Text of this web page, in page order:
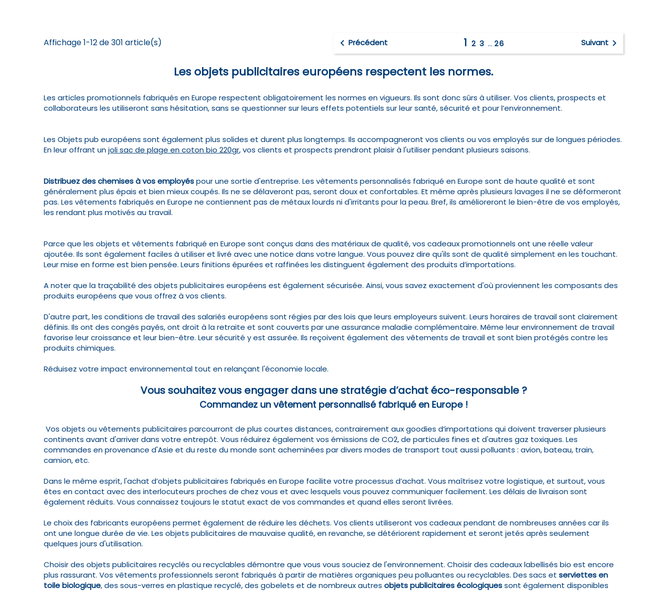
Affichage 1-12 de 301 article(s)  Précédent 123… 26 Suivant
Les objets publicitaires européens respectent les normes.
Les articles promotionnels fabriqués en Europe respectent obligatoirement les normes en vigueurs. Ils sont donc sûrs à utiliser. Vos clients, prospects et
collaborateurs les utiliseront sans hésitation, sans se questionner sur leurs effets potentiels sur leur santé, sécurité et pour l’environnement.
Les Objets pub européens sont également plus solides et durent plus longtemps. Ils accompagneront vos clients ou vos employés sur de longues périodes.
En leur offrant unjoli sac de plage en coton bio 220gr, vos clients et prospects prendront plaisir à l'utiliser pendant plusieurs saisons.
Distribuez des chemises à vos employéspour une sortie d'entreprise. Les vêtements personnalisés fabriqué en Europe sont de haute qualité et sont
généralement plus épais et bien mieux coupés. Ils ne se délaveront pas, seront doux et confortables. Et même après plusieurs lavages il ne se déformeront
pas. Les vêtements fabriqués en Europe ne contiennent pas de métaux lourds ni d'irritants pour la peau. Bref, ils amélioreront le bien-être de vos employés,
les rendant plus motivés au travail.
Parce que les objets et vêtements fabriqué en Europe sont conçus dans des matériaux de qualité, vos cadeaux promotionnels ont une réelle valeur
ajoutée. Ils sont également faciles à utiliser et livré avec une notice dans votre langue. Vous pouvez dire qu'ils sont de qualité simplement en les touchant.
Leur mise en forme est bien pensée. Leurs finitions épurées et raffinées les distinguent également des produits d’importations.
A noter que la traçabilité des objets publicitaires européens est également sécurisée. Ainsi, vous savez exactement d'où proviennent les composants des
produits européens que vous offrez à vos clients.
D'autre part, les conditions de travail des salariés européens sont régies par des lois que leurs employeurs suivent. Leurs horaires de travail sont clairement
définis. Ils ont des congés payés, ont droit à la retraite et sont couverts par une assurance maladie complémentaire. Même leur environnement de travail
favorise leur croissance et leur bien-être. Leur sécurité y est assurée. Ils reçoivent également des vêtements de travail et sont bien protégés contre les
produits chimiques.
Réduisez votre impact environnemental tout en relançant l'économie locale.
Vous souhaitez vous engager dans une stratégie d’achat éco-responsable ?
Commandez un vêtement personnalisé fabriqué en Europe !
Vos objets ou vêtements publicitaires parcourront de plus courtes distances, contrairement aux goodies d’importations qui doivent traverser plusieurs
continents avant d'arriver dans votre entrepôt. Vous réduirez également vos émissions de CO2, de particules fines et d'autres gaz toxiques. Les
commandes en provenance d'Asie et du reste du monde sont acheminées par divers modes de transport tout aussi polluants : avion, bateau, train,
camion, etc.
Dans le même esprit, l'achat d’objets publicitaires fabriqués en Europe facilite votre processus d’achat. Vous maîtrisez votre logistique, et surtout, vous
êtes en contact avec des interlocuteurs proches de chez vous et avec lesquels vous pouvez communiquer facilement. Les délais de livraison sont
également réduits. Vous connaissez toujours le statut exact de vos commandes et quand elles seront livrées.
Le choix des fabricants européens permet également de réduire les déchets. Vos clients utiliseront vos cadeaux pendant de nombreuses années car ils
ont une longue durée de vie. Les objets publicitaires de mauvaise qualité, en revanche, se détériorent rapidement et seront jetés après seulement
quelques jours d'utilisation.
Choisir des objets publicitaires recyclés ou recyclables démontre que vous vous souciez de l'environnement. Choisir des cadeaux labellisés bio est encore
plus rassurant. Vos vêtements professionnels seront fabriqués à partir de matières organiques peu polluantes ou recyclables. Des sacs et serviettes en
toile biologique, des sous-verres en plastique recyclé, des gobelets et de nombreux autres objets publicitaires écologiquessont également disponibles